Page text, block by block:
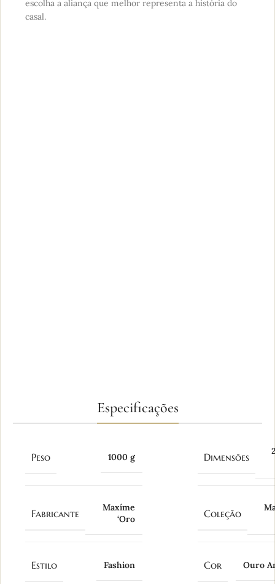
escolha a aliança que melhor representa a história do
casal.
Especificações
Peso 1000 g Dimensões
Fabricante
Maxíme
‘Oro
Coleção
Estilo Fashion Cor Ouro